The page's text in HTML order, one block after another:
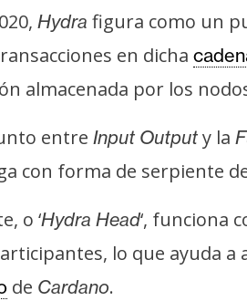
Hydra figura como un
en dicha
almacenada por los
entre Input Output y la
con forma de serpiente
o ‘Hydra Head‘, funciona
lo que ayuda a
de Cardano.